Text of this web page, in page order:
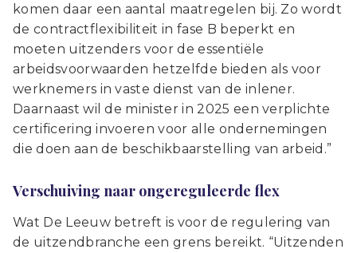
komen daar een aantal maatregelen bij. Zo wordt
de contractflexibiliteit in fase B beperkt en
moeten uitzenders voor de essentiële
arbeidsvoorwaarden hetzelfde bieden als voor
werknemers in vaste dienst van de inlener.
Daarnaast wil de minister in 2025 een verplichte
certificering invoeren voor alle ondernemingen
die doen aan de beschikbaarstelling van arbeid.”
Verschuiving naar ongereguleerde flex
Wat De Leeuw betreft is voor de regulering van
de uitzendbranche een grens bereikt. “Uitzenden